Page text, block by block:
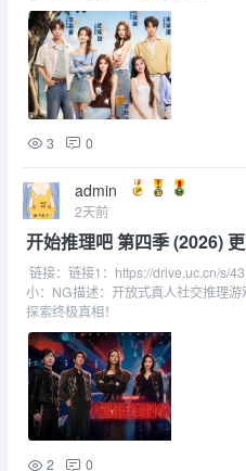
3 0
admin
2天前
开始推理吧 第四季 (2026)
链接：链接1：https://drive.uc.cn/s/
小：NG描述：开放式真人社交推理
探索终极真相！
2 0